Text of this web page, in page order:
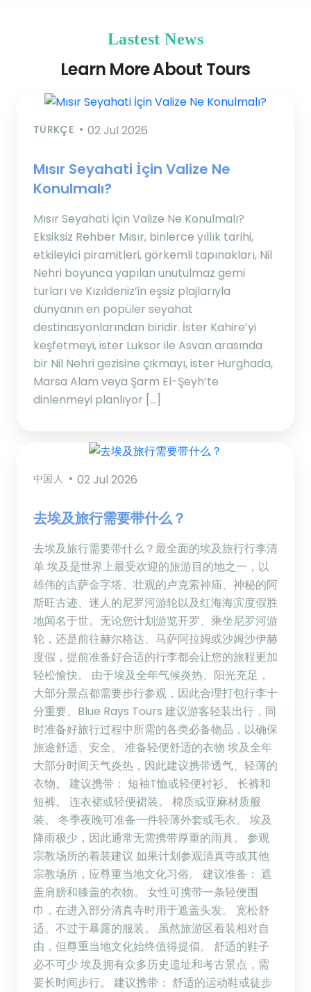
Lastest News
Learn More About Tours
TÜRKÇE 02 Jul 2026
Mısır Seyahati İçin Valize Ne
Konulmalı?
Mısır Seyahati İçin Valize Ne Konulmalı?
Eksiksiz Rehber Mısır, binlerce yıllık tarihi,
etkileyici piramitleri, görkemli tapınakları, Nil
Nehri boyunca yapılan unutulmaz gemi
turları ve Kızıldeniz’in eşsiz plajlarıyla
dünyanın en popüler seyahat
destinasyonlarından biridir. İster Kahire’yi
keşfetmeyi, ister Luksor ile Asvan arasında
bir Nil Nehri gezisine çıkmayı, ister Hurghada,
Marsa Alam veya Şarm El-Şeyh’te
dinlenmeyi planlıyor […]
中国人 02 Jul 2026
去埃及旅行需要带什么？
去埃及旅行需要带什么？最全面的埃及旅行行李清
单 埃及是世界上最受欢迎的旅游目的地之一，以
雄伟的吉萨金字塔、壮观的卢克索神庙、神秘的阿
斯旺古迹、迷人的尼罗河游轮以及红海海滨度假胜
地闻名于世。无论您计划游览开罗、乘坐尼罗河游
轮，还是前往赫尔格达、马萨阿拉姆或沙姆沙伊赫
度假，提前准备好合适的行李都会让您的旅程更加
轻松愉快。 由于埃及全年气候炎热、阳光充足，
大部分景点都需要步行参观，因此合理打包行李十
分重要。Blue Rays Tours 建议游客轻装出行，同
时准备好旅行过程中所需的各类必备物品，以确保
旅途舒适、安全。 准备轻便舒适的衣物 埃及全年
大部分时间天气炎热，因此建议携带透气、轻薄的
衣物。 建议携带： 短袖T恤或轻便衬衫。 长裤和
短裤。 连衣裙或轻便裙装。 棉质或亚麻材质服
装。 冬季夜晚可准备一件轻薄外套或毛衣。 埃及
降雨极少，因此通常无需携带厚重的雨具。 参观
宗教场所的着装建议 如果计划参观清真寺或其他
宗教场所，应尊重当地文化习俗。 建议准备： 遮
盖肩膀和膝盖的衣物。 女性可携带一条轻便围
巾，在进入部分清真寺时用于遮盖头发。 宽松舒
适、不过于暴露的服装。 虽然旅游区着装相对自
由，但尊重当地文化始终值得提倡。 舒适的鞋子
必不可少 埃及拥有众多历史遗址和考古景点，需
要长时间步行。 建议携带： 舒适的运动鞋或徒步